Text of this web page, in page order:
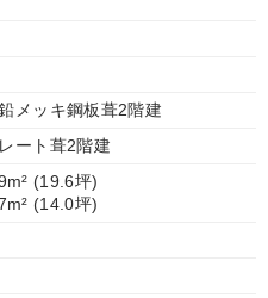
メッキ鋼板葺2階建
ート葺2階建
(19.6坪)
(14.0坪)